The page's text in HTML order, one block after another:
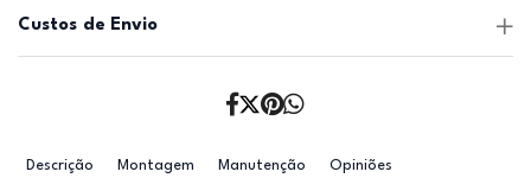
Custos de Envio
Descrição Montagem Manutenção Opiniões